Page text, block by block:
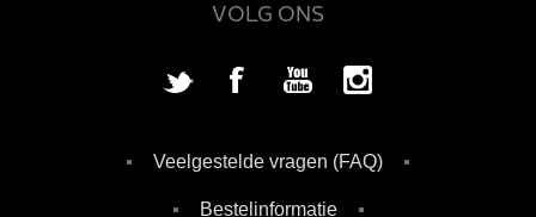
VOLG ONS
Veelgestelde vragen (FAQ)
Bestelinformatie